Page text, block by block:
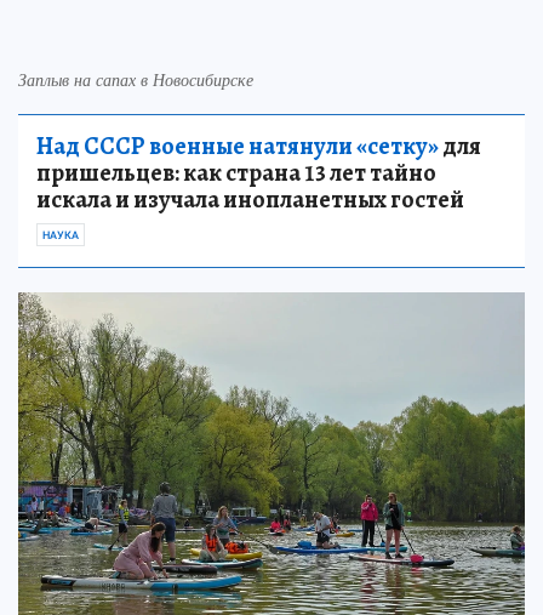
Заплыв на сапах в Новосибирске
Над СССР военные натянули «сетку»для
пришельцев: как страна 13 лет тайно
искала и изучала инопланетных гостей
НАУКА